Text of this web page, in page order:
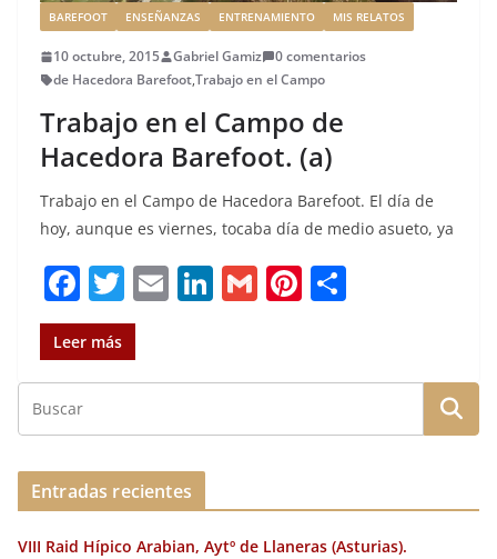
BAREFOOT ENSEÑANZAS ENTRENAMIENTO MIS RELATOS
10 octubre, 2015 Gabriel Gamiz
0 comentarios
de Hacedora Barefoot,Trabajo en el Campo
Trabajo en el Campo de
Hacedora Barefoot. (a)
Trabajo en el Campo de Hacedora Barefoot. El día de
hoy, aunque es viernes, tocaba día de medio asueto, ya
F
a
c
e
b
o
o
k
T
w
it
te
r
E
l
Li
e
dI
G
l
Pi
re
st
p
a
ir
Leer más
Entradas recientes
VIII Raid Hípico Arabian, Aytº de Llaneras (Asturias).